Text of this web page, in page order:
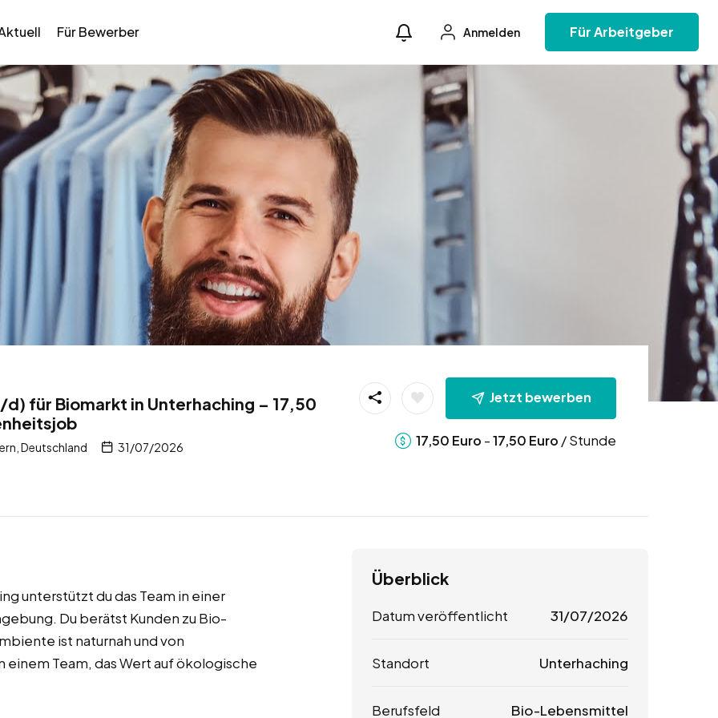
Für Bewerber Anmelden Für Arbeitgeber
für Biomarkt in Unterhaching – 17,50
Deutschland 31/07/2026
Jetzt bewerben
17,50 Euro -17,50 Euro / Stunde
unterstützt du das Team in einer
Du berätst Kunden zu Bio-
ist naturnah und von
Team, das Wert auf ökologische
Überblick
Datum veröffentlicht 31/07/2026
Standort Unterhaching
Berufsfeld Bio-Lebensmittel